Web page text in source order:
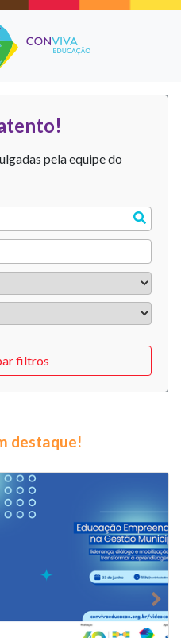
pela equipe do
filtros
destaque!